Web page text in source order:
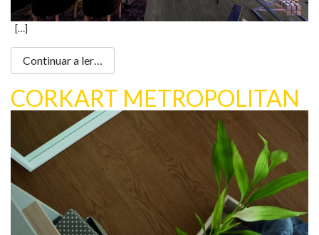
[…]
Continuar a ler…
CORKART METROPOLITAN